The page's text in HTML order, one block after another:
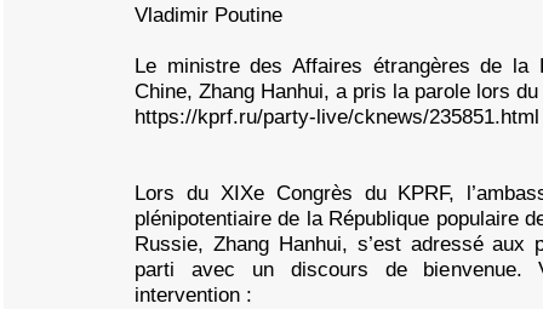
Vladimir Poutine
Le ministre des Affaires étrangères de la
Chine, Zhang Hanhui, a pris la parole lors
https://kprf.ru/party-live/cknews/235851.html
Lors du XIXe Congrès du KPRF,
plénipotentiaire de la République populaire
Russie, Zhang Hanhui, s’est adressé aux
parti avec un discours de
intervention :